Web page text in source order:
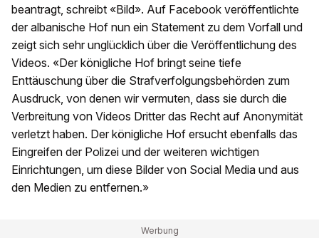
beantragt, schreibt «Bild». Auf Facebook veröffentlichte
der albanische Hof nun ein Statement zu dem Vorfall und
zeigt sich sehr unglücklich über die Veröffentlichung des
Videos. «Der königliche Hof bringt seine tiefe
Enttäuschung über die Strafverfolgungsbehörden zum
Ausdruck, von denen wir vermuten, dass sie durch die
Verbreitung von Videos Dritter das Recht auf Anonymität
verletzt haben. Der königliche Hof ersucht ebenfalls das
Eingreifen der Polizei und der weiteren wichtigen
Einrichtungen, um diese Bilder von Social Media und aus
den Medien zu entfernen.»